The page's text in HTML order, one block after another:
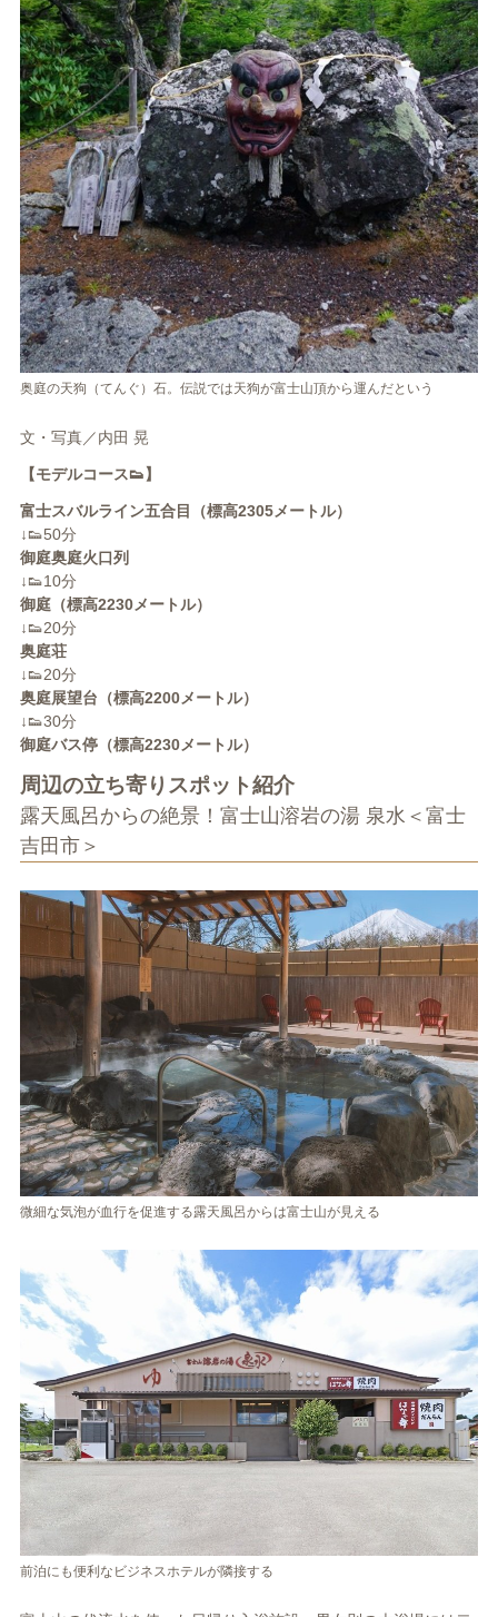
奥庭の天狗（てんぐ）石。伝説では天狗が富士山頂から運んだという
文・写真／内田 晃
【モデルコース👟】
富士スバルライン五合目（標高2305メートル）
↓👟50分
御庭奥庭火口列
↓👟10分
御庭（標高2230メートル）
↓👟20分
奥庭荘
↓👟20分
奥庭展望台（標高2200メートル）
↓👟30分
御庭バス停（標高2230メートル）
周辺の立ち寄りスポット紹介
露天風呂からの絶景！富士山溶岩の湯 泉水＜富士
吉田市＞
微細な気泡が血行を促進する露天風呂からは富士山が見える
前泊にも便利なビジネスホテルが隣接する